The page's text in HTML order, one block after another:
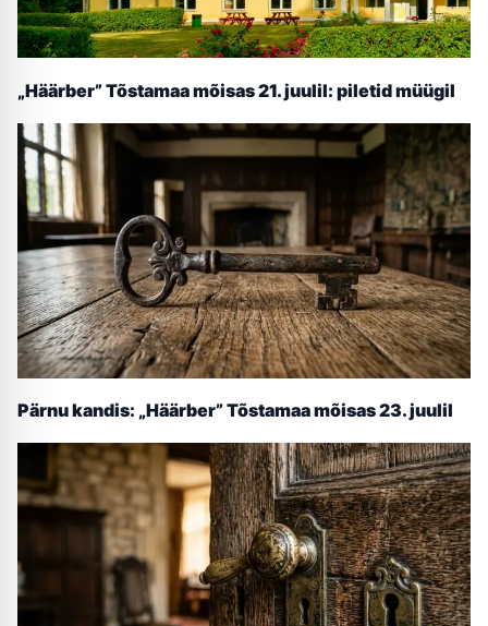
„Häärber” Tõstamaa mõisas 21. juulil: piletid müügil
Pärnu kandis: „Häärber” Tõstamaa mõisas 23. juulil